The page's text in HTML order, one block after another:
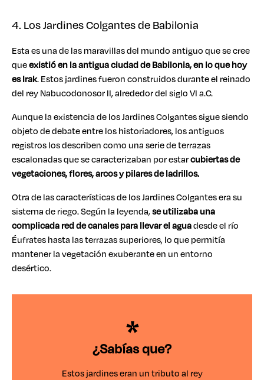
4. Los Jardines Colgantes de Babilonia
Esta es una de las maravillas del mundo antiguo que se cree
queexistió en la antigua ciudad de Babilonia, en lo que hoy
es Irak. Estos jardines fueron construidos durante el reinado
del rey Nabucodonosor II, alrededor del siglo VI a.C.
Aunque la existencia de los Jardines Colgantes sigue siendo
objeto de debate entre los historiadores, los antiguos
registros los describen como una serie de terrazas
escalonadas que se caracterizaban por estarcubiertas de
vegetaciones, flores, arcos y pilares de ladrillos.
Otra de las características de los Jardines Colgantes era su
sistema de riego. Según la leyenda,se utilizaba una
complicada red de canales para llevar el aguadesde el río
Éufrates hasta las terrazas superiores, lo que permitía
mantener la vegetación exuberante en un entorno
desértico.
¿Sabías que?
Estos jardines eran un tributo al rey